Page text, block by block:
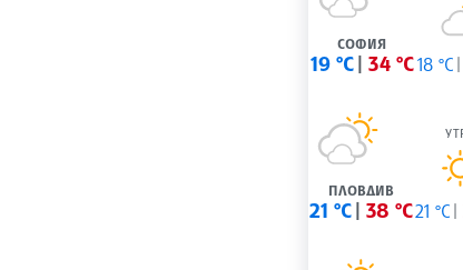
СОФИЯ
19 °C 34 °C18 °C
ПЛОВДИВ
21 °C 38 °C21 °C